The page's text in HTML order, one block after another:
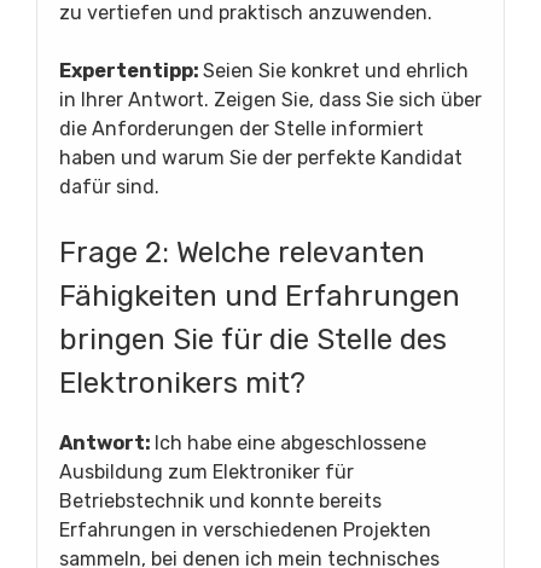
zu vertiefen und praktisch anzuwenden.
Expertentipp: Seien Sie konkret und ehrlich
in Ihrer Antwort. Zeigen Sie, dass Sie sich über
die Anforderungen der Stelle informiert
haben und warum Sie der perfekte Kandidat
dafür sind.
Frage 2: Welche relevanten
Fähigkeiten und Erfahrungen
bringen Sie für die Stelle des
Elektronikers mit?
Antwort: Ich habe eine abgeschlossene
Ausbildung zum Elektroniker für
Betriebstechnik und konnte bereits
Erfahrungen in verschiedenen Projekten
sammeln, bei denen ich mein technisches